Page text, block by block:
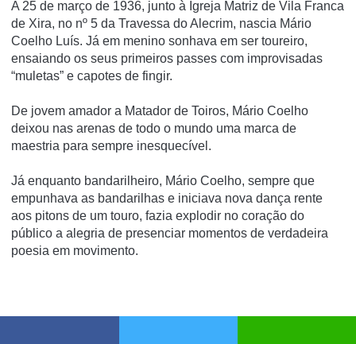
A 25 de março de 1936, junto à Igreja Matriz de Vila Franca
de Xira, no nº 5 da Travessa do Alecrim, nascia Mário
Coelho Luís. Já em menino sonhava em ser toureiro,
ensaiando os seus primeiros passes com improvisadas
“muletas” e capotes de fingir.
De jovem amador a Matador de Toiros, Mário Coelho
deixou nas arenas de todo o mundo uma marca de
maestria para sempre inesquecível.
Já enquanto bandarilheiro, Mário Coelho, sempre que
empunhava as bandarilhas e iniciava nova dança rente
aos pitons de um touro, fazia explodir no coração do
público a alegria de presenciar momentos de verdadeira
poesia em movimento.